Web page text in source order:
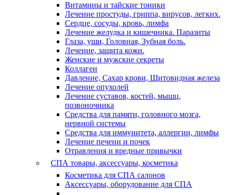
Витамины и тайские тоники
Лечение простуды, гриппа, вирусов, легких.
Сердце, сосуды, кровь, лимфа
Лечение желудка и кишечника. Паразиты
Глаза, уши, Головная, Зубная боль.
Лечение, защита кожи.
Женские и мужские секреты
Коллаген
Давление, Сахар крови, Щитовидная железа
Лечение опухолей
Лечение суставов, костей, мышц,
позвоночника
Средства для памяти, головного мозга,
нервной системы
Средства для иммунитета, аллергии, лимфы
Лечение печени и почек
Отравления и вредные привычки
СПА товары, аксессуары, косметика
Косметика для СПА салонов
Аксессуары, оборудование для СПА